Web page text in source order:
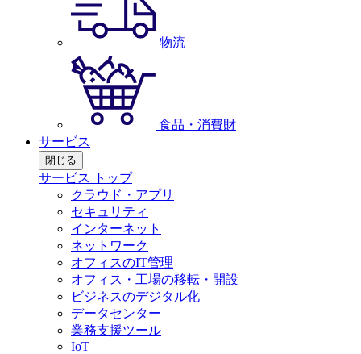
物流
食品・消費財
サービス
閉じる
サービス トップ
クラウド・アプリ
セキュリティ
インターネット
ネットワーク
オフィスのIT管理
オフィス・工場の移転・開設
ビジネスのデジタル化
データセンター
業務支援ツール
IoT